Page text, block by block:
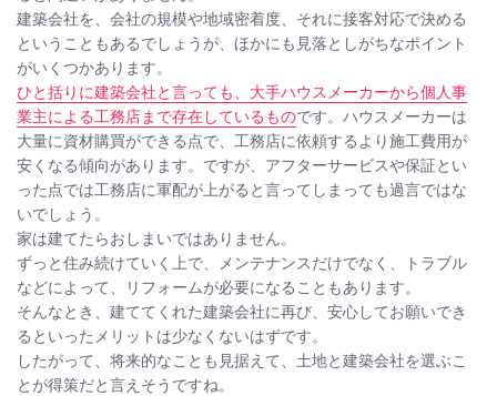
建築会社を、会社の規模や地域密着度、それに接客対応で決める
ということもあるでしょうが、ほかにも見落としがちなポイント
がいくつかあります。
ひと括りに建築会社と言っても、大手ハウスメーカーから個人事
業主による工務店まで存在しているものです。ハウスメーカーは
大量に資材購買ができる点で、工務店に依頼するより施工費用が
安くなる傾向があります。ですが、アフターサービスや保証とい
った点では工務店に軍配が上がると言ってしまっても過言ではな
いでしょう。
家は建てたらおしまいではありません。
ずっと住み続けていく上で、メンテナンスだけでなく、トラブル
などによって、リフォームが必要になることもあります。
そんなとき、建ててくれた建築会社に再び、安心してお願いでき
るといったメリットは少なくないはずです。
したがって、将来的なことも見据えて、土地と建築会社を選ぶこ
とが得策だと言えそうですね。